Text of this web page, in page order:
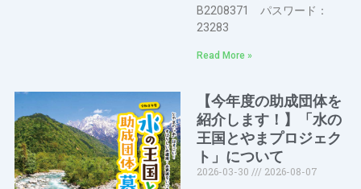
B2208371 パスワード：
23283
Read More »
【今年度の助成団体を
紹介します！】「水の
王国とやまプロジェク
ト」について
2026-03-30
2026-08-07